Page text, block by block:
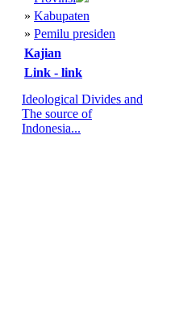
» Kabupaten
» Pemilu presiden
Kajian
Link - link
Ideological Divides and
The source of
Indonesia...